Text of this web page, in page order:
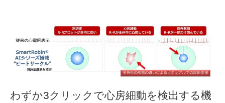
わずか3クリックで心房細動を検出する機